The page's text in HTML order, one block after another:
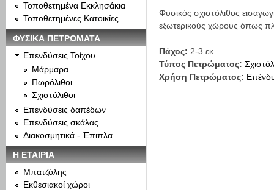
Φυσικός σχιστόλιθος
εξωτερικούς χώρους όπως
Πάχος: 2-3 εκ.
Τύπος Πετρώματος:
Χρήση Πετρώματος:
Τοποθετημένα Εκκλησάκια
Τοποθετημένες Κατοικίες
ΦΥΣΙΚΑ ΠΕΤΡΩΜΑΤΑ
Επενδύσεις Τοίχου
Μάρμαρα
Πωρόλιθοι
Σχιστόλιθοι
Επενδύσεις δαπέδων
Επενδύσεις σκάλας
Διακοσμητικά - Έπιπλα
Η ΕΤΑΙΡΙΑ
Μπατζόλης
Εκθεσιακοί χώροι